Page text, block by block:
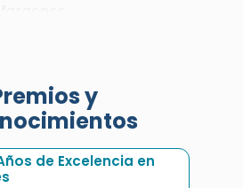
los monumentos grandes
de las Pirámides de
de Karnakoel Templo
del rey
y
de Excelencia en